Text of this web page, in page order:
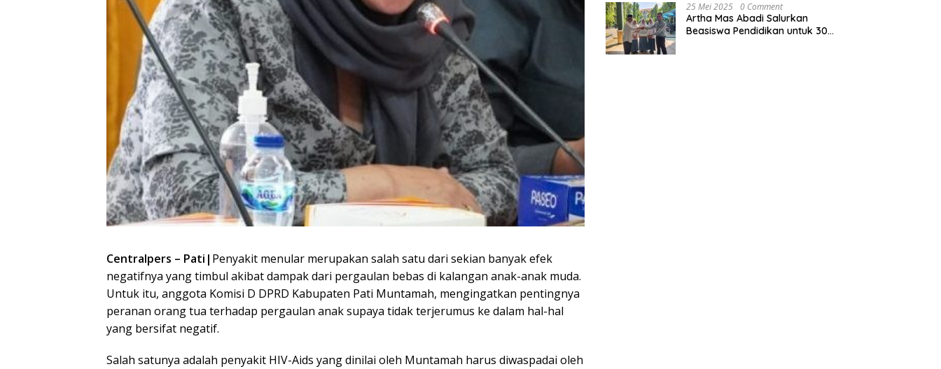
Centralpers – Pati| Penyakit menular merupakan salah satu dari sekian banyak efek
negatifnya yang timbul akibat dampak dari pergaulan bebas di kalangan anak-anak muda.
Untuk itu, anggota Komisi D DPRD Kabupaten Pati Muntamah, mengingatkan pentingnya
peranan orang tua terhadap pergaulan anak supaya tidak terjerumus ke dalam hal-hal
yang bersifat negatif.
Salah satunya adalah penyakit HIV-Aids yang dinilai oleh Muntamah harus diwaspadai oleh
25 Mei 2025 0 Comment
Artha Mas Abadi Salurkan
Beasiswa Pendidikan untuk 300